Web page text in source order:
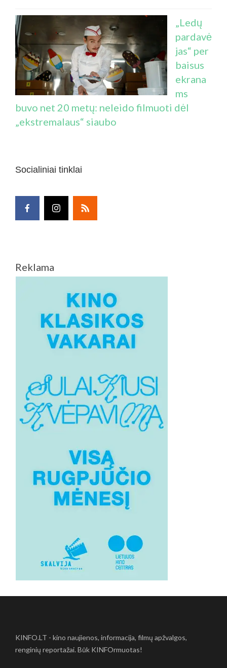
„Ledų
pardavė
jas“ per
baisus
ekrana
ms
buvo net 20 metų: neleido filmuoti dėl
„ekstremalaus“ siaubo
Socialiniai tinklai
Reklama
KINFO.LT - kino naujienos, informacija, filmų apžvalgos,
renginių reportažai. Būk KINFOrmuotas!